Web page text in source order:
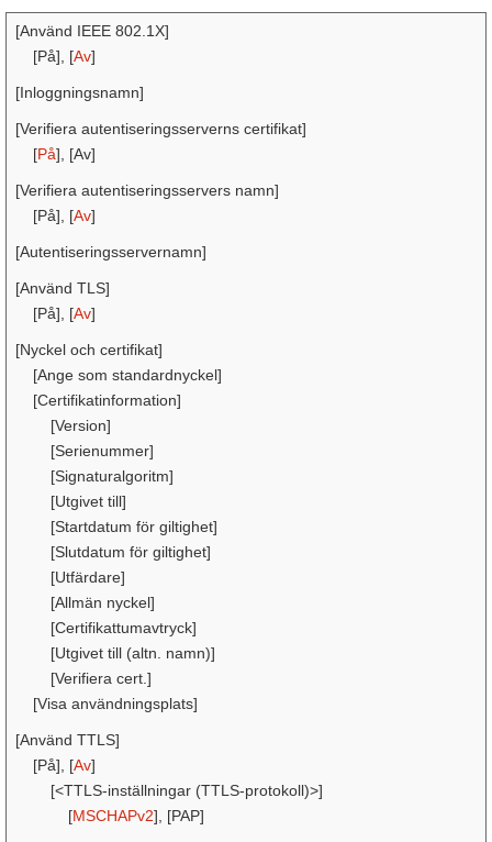
[Använd IEEE 802.1X]
[På], [Av]
[Inloggningsnamn]
[Verifiera autentiseringsserverns certifikat]
[På], [Av]
[Verifiera autentiseringsservers namn]
[På], [Av]
[Autentiseringsservernamn]
[Använd TLS]
[På], [Av]
[Nyckel och certifikat]
[Ange som standardnyckel]
[Certifikatinformation]
[Version]
[Serienummer]
[Signaturalgoritm]
[Utgivet till]
[Startdatum för giltighet]
[Slutdatum för giltighet]
[Utfärdare]
[Allmän nyckel]
[Certifikattumavtryck]
[Utgivet till (altn. namn)]
[Verifiera cert.]
[Visa användningsplats]
[Använd TTLS]
[På], [Av]
[<TTLS-inställningar (TTLS-protokoll)>]
[MSCHAPv2], [PAP]